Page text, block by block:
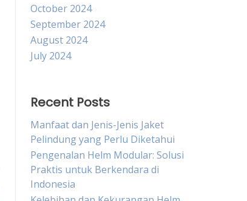
October 2024
September 2024
August 2024
July 2024
Recent Posts
Manfaat dan Jenis-Jenis Jaket
Pelindung yang Perlu Diketahui
Pengenalan Helm Modular: Solusi
Praktis untuk Berkendara di
Indonesia